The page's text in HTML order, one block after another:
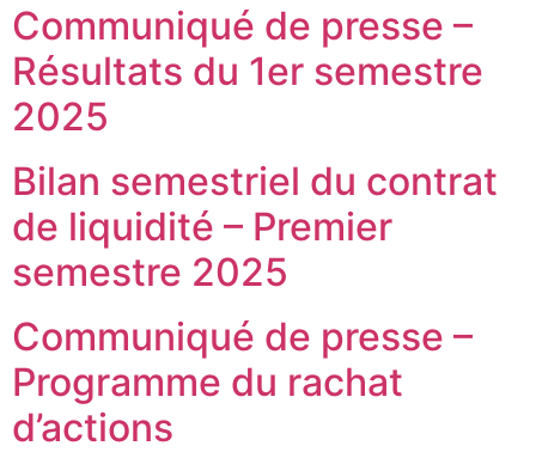
Communiqué de presse –
Résultats du 1er semestre
2025
Bilan semestriel du contrat
de liquidité – Premier
semestre 2025
Communiqué de presse –
Programme du rachat
d’actions